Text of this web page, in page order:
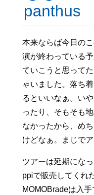
panthus
本来ならば今日の
演が終わっている
ていこうと思って
ゃいました。落ち
るといいなぁ。い
ったり、そもそも
なかったから、め
けどなぁ。まじで
ツアーは延期にな
ppiで販売してくれ
MOMOBradeは入